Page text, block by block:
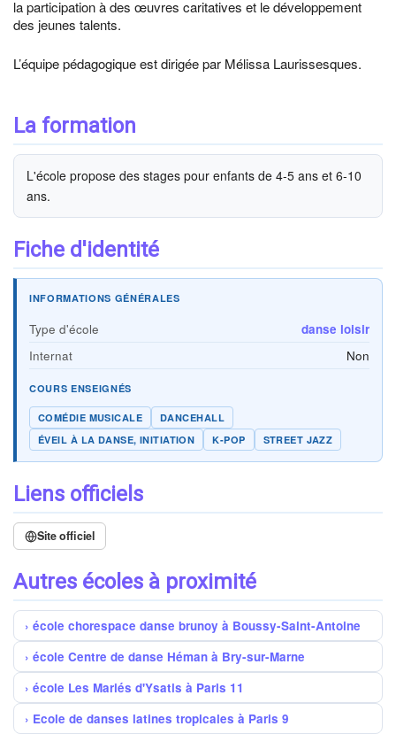
la participation à des œuvres caritatives et le développement
des jeunes talents.
L’équipe pédagogique est dirigée par Mélissa Laurissesques.
La formation
L'école propose des stages pour enfants de 4-5 ans et 6-10
ans.
Fiche d'identité
INFORMATIONS GÉNÉRALES
Type d'école
danse loisir
Internat
Non
COURS ENSEIGNÉS
COMÉDIE MUSICALE
DANCEHALL
ÉVEIL À LA DANSE, INITIATION
K-POP STREET JAZZ
Liens officiels
Site officiel
Autres écoles à proximité
école chorespace danse brunoy à Boussy-Saint-Antoine
école Centre de danse Héman à Bry-sur-Marne
école Les Mariés d'Ysatis à Paris 11
Ecole de danses latines tropicales à Paris 9